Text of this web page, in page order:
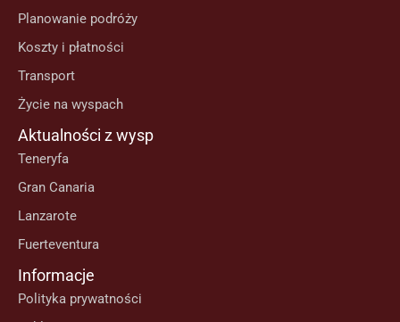
Planowanie podróży
Koszty i płatności
Transport
Życie na wyspach
Aktualności z wysp
Teneryfa
Gran Canaria
Lanzarote
Fuerteventura
Informacje
Polityka prywatności